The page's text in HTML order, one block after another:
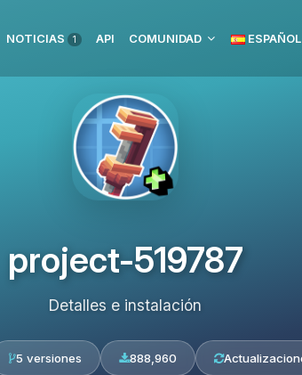
NOTICIAS 1 API COMUNIDAD ESPAÑOL
project-519787
Detalles e instalación
5 versiones 888,960